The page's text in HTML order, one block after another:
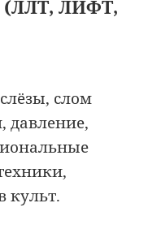
(ЛЛТ, ЛИФТ,
слом
культ.